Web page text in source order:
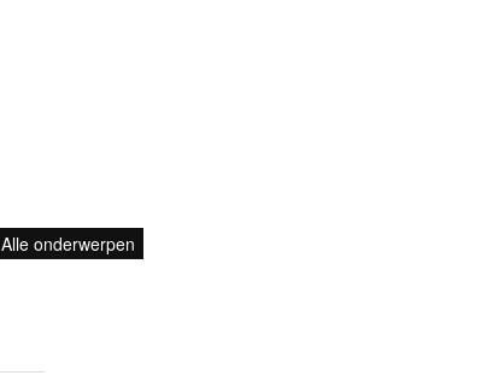
Alle onderwerpen